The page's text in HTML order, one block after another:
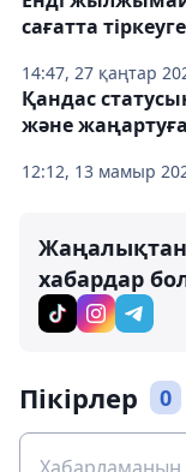
14:47, 27 қаңтар
сағатта
12:12, 13 мамыр
Қандас
және
хабардар
Пікірлер 0